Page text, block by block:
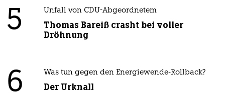
5 Unfall von CDU-Abgeordnetem
Thomas Bareiß crasht bei voller
Dröhnung
6 Was tun gegen den Energiewende-Rollback?
Der Urknall